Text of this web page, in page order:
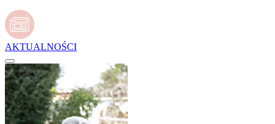
AKTUALNOŚCI